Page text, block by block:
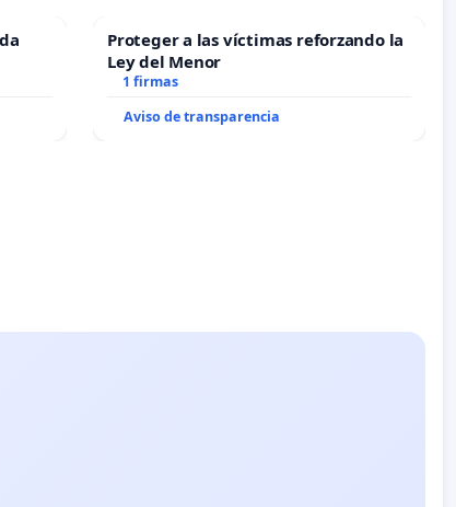
Proteger a las víctimas reforzando la
Ley del Menor
1 firmas
Aviso de transparencia